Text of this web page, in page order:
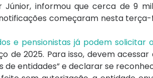
Júnior, informou que cerca de 9
começaram nesta
e pensionistas já podem
de 2025. Para isso, devem
entidades” e declarar se